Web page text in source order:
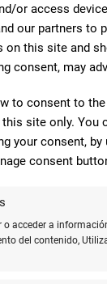
or access
our partners to
on this site and
consent, may
to consent to
site only. You
your consent,
consent
o acceder a
del contenido,
Compra en tienda